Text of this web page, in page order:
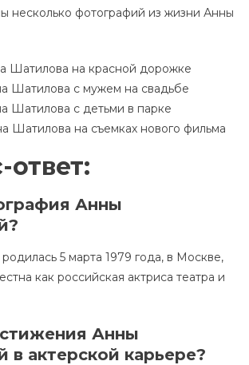
несколько фотографий из жизни Анны
Шатилова на красной дорожке
Шатилова с мужем на свадьбе
Шатилова с детьми в парке
Шатилова на съемках нового фильма
Анны
5 марта 1979 года, в Москве,
как российская актриса театра и
Анны
в актерской карьере?